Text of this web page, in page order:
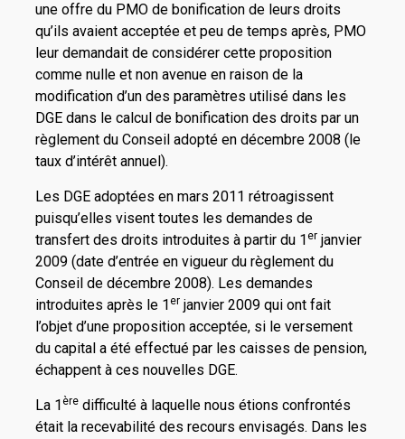
une offre du PMO de bonification de leurs droits
qu’ils avaient acceptée et peu de temps après, PMO
leur demandait de considérer cette proposition
comme nulle et non avenue en raison de la
modification d’un des paramètres utilisé dans les
DGE dans le calcul de bonification des droits par un
règlement du Conseil adopté en décembre 2008 (le
taux d’intérêt annuel).
Les DGE adoptées en mars 2011 rétroagissent
puisqu’elles visent toutes les demandes de
transfert des droits introduites à partir du 1erjanvier
2009 (date d’entrée en vigueur du règlement du
Conseil de décembre 2008). Les demandes
introduites après le 1erjanvier 2009 qui ont fait
l’objet d’une proposition acceptée, si le versement
du capital a été effectué par les caisses de pension,
échappent à ces nouvelles DGE.
La 1èredifficulté à laquelle nous étions confrontés
était la recevabilité des recours envisagés. Dans les